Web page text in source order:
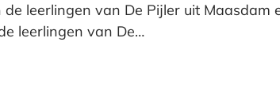
leerlingen van De Pijler uit Maasdam
leerlingen van De…